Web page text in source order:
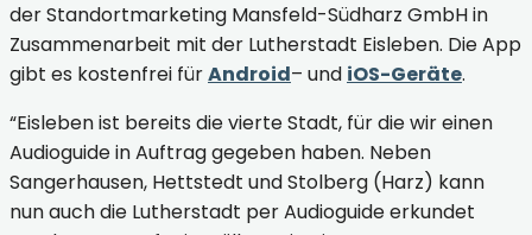
der Standortmarketing Mansfeld-Südharz GmbH in
Zusammenarbeit mit der Lutherstadt Eisleben. Die App
gibt es kostenfrei fürAndroid– und iOS-Geräte.
“Eisleben ist bereits die vierte Stadt, für die wir einen
Audioguide in Auftrag gegeben haben. Neben
Sangerhausen, Hettstedt und Stolberg (Harz) kann
nun auch die Lutherstadt per Audioguide erkundet